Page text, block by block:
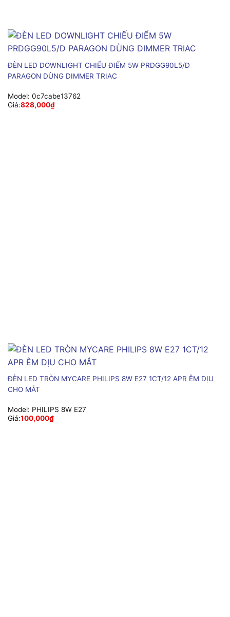
ĐÈN LED DOWNLIGHT CHIẾU ĐIỂM 5W PRDGG90L5/D
PARAGON DÙNG DIMMER TRIAC
Model: 0c7cabe13762
Giá:828,000₫
ĐÈN LED TRÒN MYCARE PHILIPS 8W E27 1CT/12 APR ÊM DỊU
CHO MẮT
Model: PHILIPS 8W E27
Giá:100,000₫